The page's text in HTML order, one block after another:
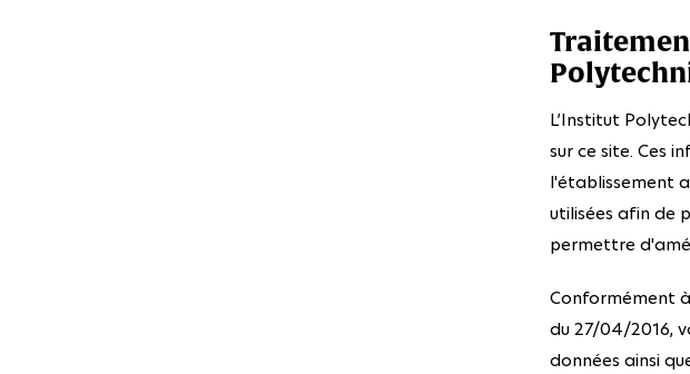
L’Institut
sur ce site. Ces
l'établissement
utilisées afin de
permettre
Conformément
du 27/04/2016,
données ainsi